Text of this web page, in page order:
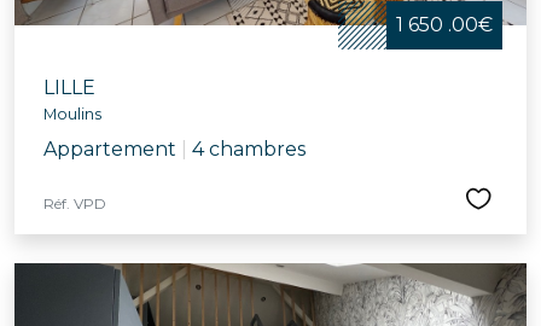
1 650 .00€
LILLE
Moulins
Appartement 4 chambres
Réf. VPD